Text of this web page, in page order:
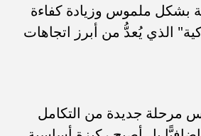
بشكل ملموس وزيادة كفاءة
الذي يُعدُّ من أبرز اتجاهات
مرحلة جديدة من التكامل